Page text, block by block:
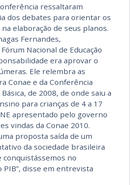
ressaltaram
dos debates para orientar os
elaboração de seus planos.
Fernandes,
Nacional de Educação
era aprovar o
Ele relembra as
Conae e da Conferência
de 2008, de onde saiu a
para crianças de 4 a 17
apresentado pelo governo
vindas da Conae 2010.
proposta saída de um
da sociedade brasileira
no
PIB”, disse em entrevista